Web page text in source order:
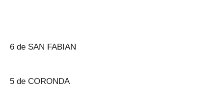
6 de SAN FABIAN
5 de CORONDA